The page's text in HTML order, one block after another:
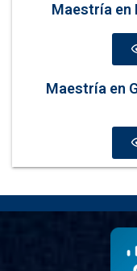
Maestría en
Maestría en